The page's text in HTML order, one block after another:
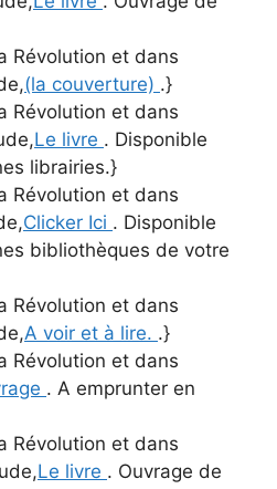
Révolution et dans
(la couverture) .}
Révolution et dans
Le livre . Disponible
librairies.}
Révolution et dans
Clicker Ici . Disponible
bibliothèques de votre
Révolution et dans
A voir et à lire. .}
Révolution et dans
. A emprunter en
Révolution et dans
Le livre . Ouvrage de